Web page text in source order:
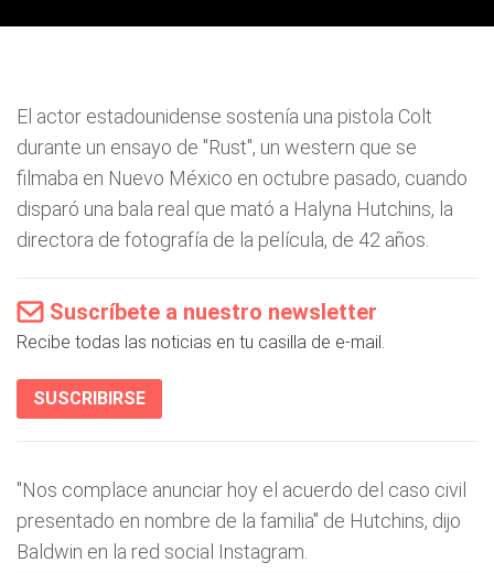
El actor estadounidense sostenía una pistola Colt
durante un ensayo de "Rust", un western que se
filmaba en Nuevo México en octubre pasado, cuando
disparó una bala real que mató a Halyna Hutchins, la
directora de fotografía de la película, de 42 años.
Suscríbete a nuestro newsletter
Recibe todas las noticias en tu casilla de e-mail.
SUSCRIBIRSE
"Nos complace anunciar hoy el acuerdo del caso civil
presentado en nombre de la familia" de Hutchins, dijo
Baldwin en la red social Instagram.